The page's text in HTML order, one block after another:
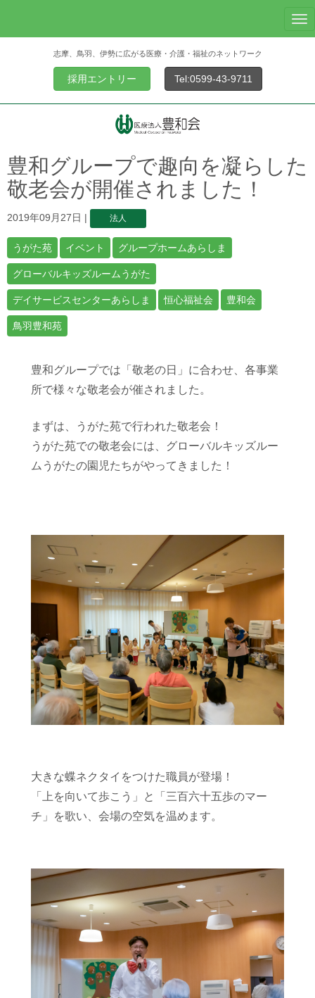
N
a
a
n
志摩、鳥羽、伊勢に広がる医療・介護・福祉のネットワーク
採用エントリー Tel:0599-43-9711
豊和グループで趣向を凝らした
敬老会が開催されました！
2019年09月27日 法人
うがた苑 イベント グループホームあらしま
グローバルキッズルームうがた
デイサービスセンターあらしま 恒心福祉会 豊和会
鳥羽豊和苑
豊和グループでは「敬老の日」に合わせ、各事業
所で様々な敬老会が催されました。
まずは、うがた苑で行われた敬老会！
うがた苑での敬老会には、グローバルキッズルー
ムうがたの園児たちがやってきました！
大きな蝶ネクタイをつけた職員が登場！
「上を向いて歩こう」と「三百六十五歩のマー
チ」を歌い、会場の空気を温めます。